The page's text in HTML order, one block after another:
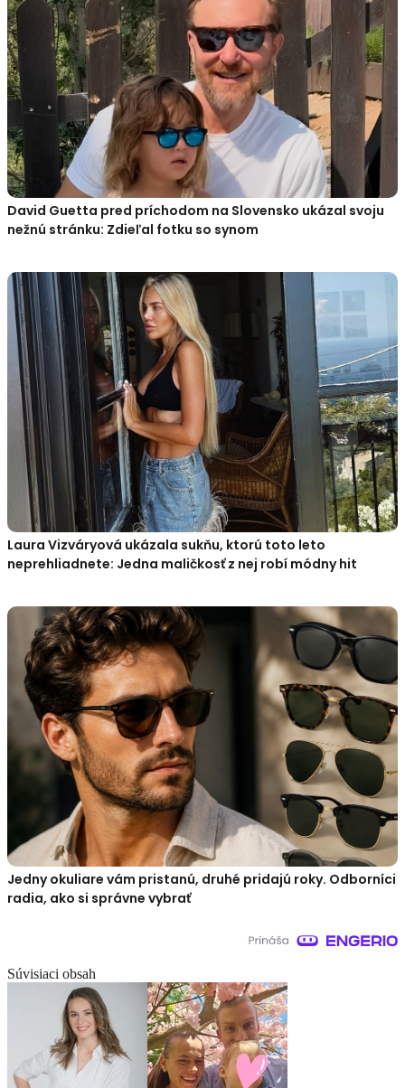
David Guetta pred príchodom na Slovensko ukázal svoju
nežnú stránku: Zdieľal fotku so synom
Laura Vizváryová ukázala sukňu, ktorú toto leto
neprehliadnete: Jedna maličkosť z nej robí módny hit
Jedny okuliare vám pristanú, druhé pridajú roky. Odborníci
radia, ako si správne vybrať
Súvisiaci obsah